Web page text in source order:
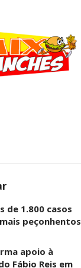
de 1.800 casos
peçonhentos
apoio à
Fábio Reis em